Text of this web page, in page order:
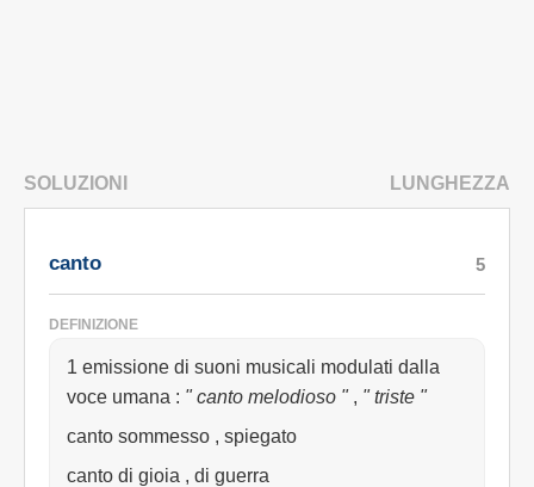
SOLUZIONI LUNGHEZZA
canto
DEFINIZIONE
1 emissione di suoni musicali modulati dalla
voce umana : " canto melodioso " , " triste "
canto sommesso , spiegato
canto di gioia , di guerra
5